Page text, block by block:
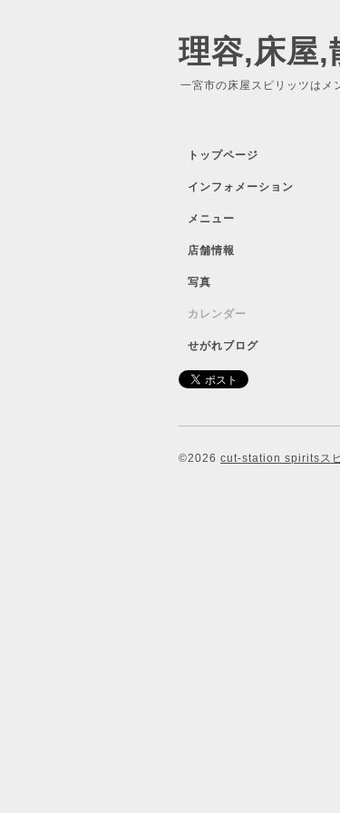
理容,床屋,
一宮市の床屋スピリッツはメ
トップページ
インフォメーション
メニュー
店舗情報
写真
カレンダー
せがれブログ
©2026 cut-station spiritsス